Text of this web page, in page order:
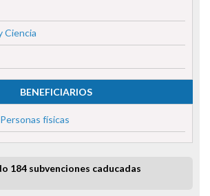
Ciencia
BENEFICIARIOS
físicas
184 subvenciones caducadas